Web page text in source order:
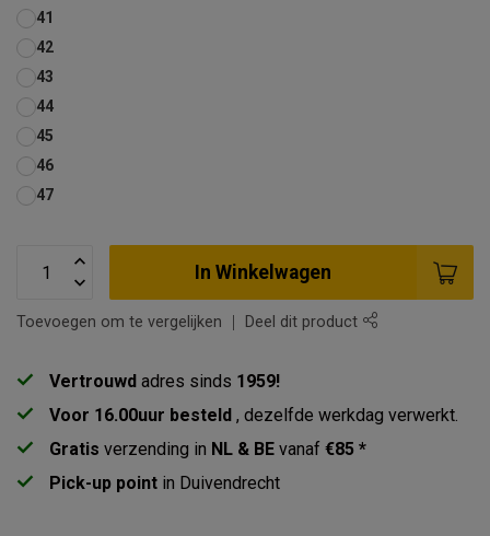
41
42
43
44
45
46
47
In Winkelwagen
Toevoegen om te vergelijken Deel dit product
Vertrouwd adres sinds 1959!
Voor 16.00uur besteld , dezelfde werkdag verwerkt.
Gratis verzending in NL & BE vanaf €85 *
Pick-up point in Duivendrecht